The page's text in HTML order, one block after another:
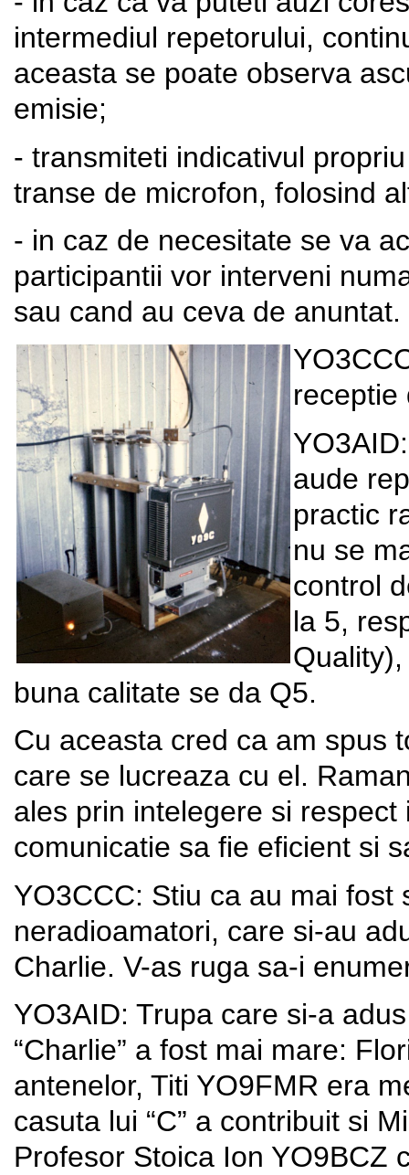
intermediul repetorului,
aceasta se poate observa
emisie;
- transmiteti indicativul
transe de microfon, folosind
- in caz de necesitate se va
participantii vor interveni
sau cand au ceva de anuntat.
receptie
aude
practic
nu se
control
la 5,
buna calitate se da Q5.
Cu aceasta cred ca am spus
care se lucreaza cu el.
ales prin intelegere si
comunicatie sa fie eficient si
YO3CCC: Stiu ca au mai
neradioamatori, care si-au
Charlie. V-as ruga sa-i
YO3AID: Trupa care si-a
“Charlie” a fost mai mare:
antenelor, Titi YO9FMR era
casuta lui “C” a contribuit si
Profesor Stoica Ion YO9BCZ